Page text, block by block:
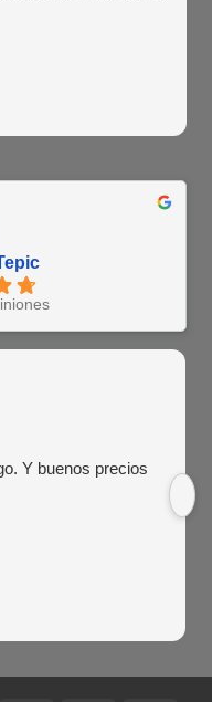
Y buenos precios